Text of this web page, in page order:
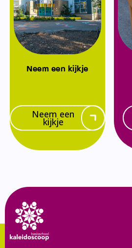
Neem een kijkje
Neem een
kijkje